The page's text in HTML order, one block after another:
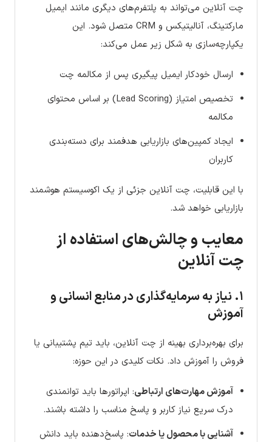
چت آنلاین می‌تواند به پلتفرم‌های دیگری مانند ایمیل
مارکتینگ، آنالیتیکس و CRM متصل شود. این
یکپارچه‌سازی به شکل زیر عمل می‌کند:
ارسال خودکار ایمیل پیگیری پس از مکالمه چت
تخصیص امتیاز (Lead Scoring) بر اساس محتوای
مکالمه
ایجاد کمپین‌های بازاریابی هدفمند برای دسته‌بندی
کاربران
با این قابلیت، چت آنلاین جزئی از یک اکوسیستم هوشمند
بازاریابی خواهد شد.
معایب و چالش‌های استفاده از
چت آنلاین
۱. نیاز به سرمایه‌گذاری در منابع انسانی و
آموزش
برای بهره‌برداری بهینه از چت آنلاین، باید تیم پشتیبانی یا
فروش را آموزش داد. نکات کلیدی در این حوزه:
آموزش مهارت‌های ارتباطی: اپراتورها باید توانمندی
درک سریع نیاز کاربر و پاسخ مناسب را داشته باشند.
آشنایی با محصول یا خدمات: پاسخ‌دهنده باید دانش